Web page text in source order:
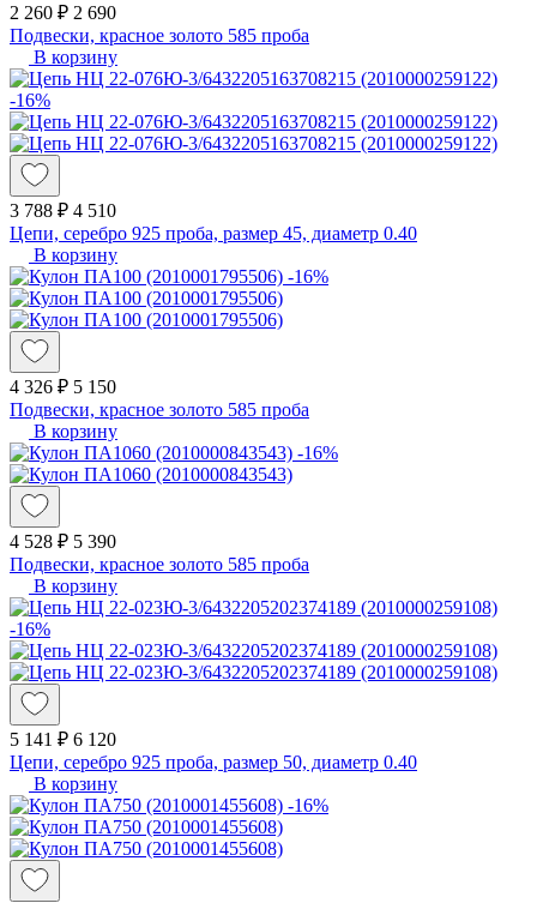
2 260 ₽ 2 690
Подвески, красное золото 585 проба
В корзину
-16%
3 788 ₽ 4 510
Цепи, серебро 925 проба, размер 45, диаметр 0.40
В корзину
-16%
4 326 ₽ 5 150
Подвески, красное золото 585 проба
В корзину
-16%
4 528 ₽ 5 390
Подвески, красное золото 585 проба
В корзину
-16%
5 141 ₽ 6 120
Цепи, серебро 925 проба, размер 50, диаметр 0.40
В корзину
-16%